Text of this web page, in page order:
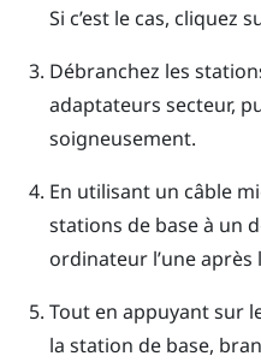
Si c’est le cas, cliquez
Débranchez les
adaptateurs secteur,
soigneusement.
En utilisant un câble
stations de base à un
ordinateur l’une après
Tout en appuyant sur
la station de base,